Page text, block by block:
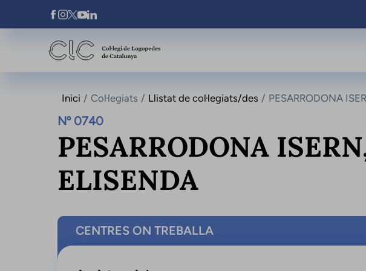
Vés al contingut
Xarxes Socials
Inici Col·legiats Llistat de col·legiats/des PESARRODONA
Nº 0740
PESARRODONA
ELISENDA
CENTRES ON TREBALLA